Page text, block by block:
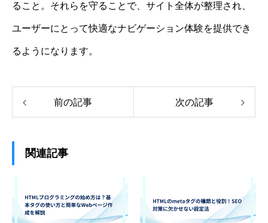
ること。それらを守ることで、サイト全体が整理され、
ユーザーにとって快適なナビゲーション体験を提供でき
るようになります。
前の記事 次の記事
関連記事